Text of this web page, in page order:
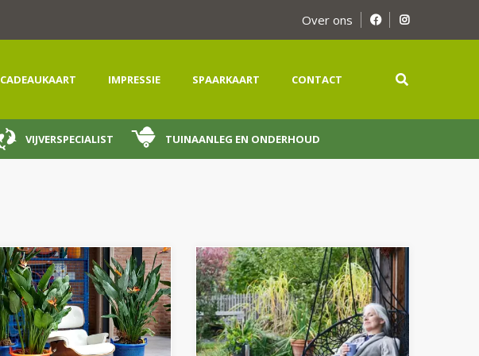
Over ons
CADEAUKAART IMPRESSIE SPAARKAART CONTACT
VIJVERSPECIALIST TUINAANLEG EN ONDERHOUD